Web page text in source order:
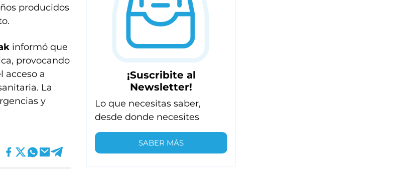
producidos
informó que
provocando
acceso a
La
y
¡Suscribite al
Newsletter!
Lo que necesitas saber,
desde donde necesites
SABER MÁS